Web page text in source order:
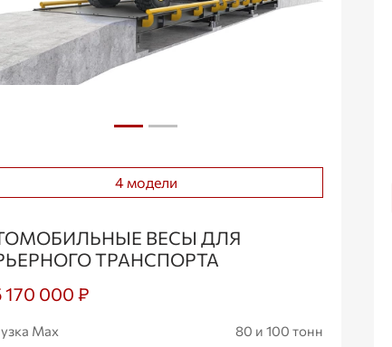
4 модели
ВЕСЫ ДЛЯ
ТРАНСПОРТА
170 000 ₽
Max
80 и 100 тонн